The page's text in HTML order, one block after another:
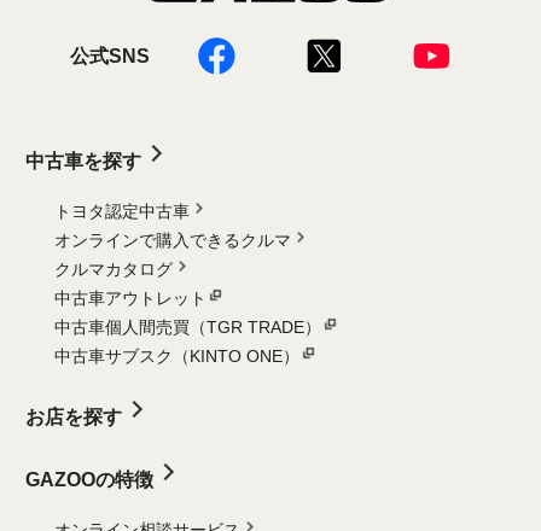
公式SNS
中古車を探す
トヨタ認定中古車
オンラインで購入できるクルマ
クルマカタログ
中古車アウトレット
中古車個人間売買（TGR TRADE）
中古車サブスク（KINTO ONE）
お店を探す
GAZOOの特徴